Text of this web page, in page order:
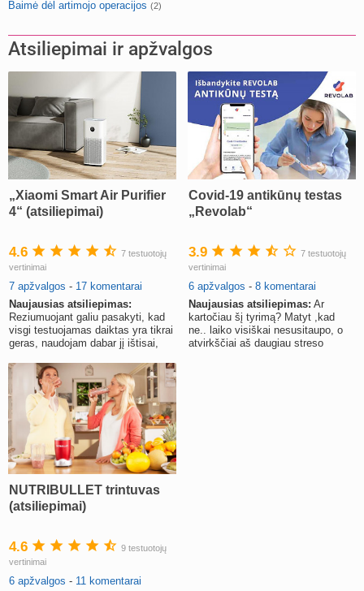
Baimė dėl artimojo operacijos (2)
Atsiliepimai ir apžvalgos
„Xiaomi Smart Air Purifier
4“ (atsiliepimai)
4.6
7 testuotojų
vertinimai
7 apžvalgos - 17 komentarai
Naujausias atsiliepimas:
Reziumuojant galiu pasakyti, kad
visgi testuojamas daiktas yra tikrai
geras, naudojam dabar jį ištisai,
Covid-19 antikūnų testas
„Revolab“
3.9
7 testuotojų
vertinimai
6 apžvalgos - 8 komentarai
Naujausias atsiliepimas: Ar
kartočiau šį tyrimą? Matyt ,kad
ne.. laiko visiškai nesusitaupo, o
atvirkščiai aš daugiau streso
NUTRIBULLET trintuvas
(atsiliepimai)
4.6
9 testuotojų
vertinimai
6 apžvalgos - 11 komentarai